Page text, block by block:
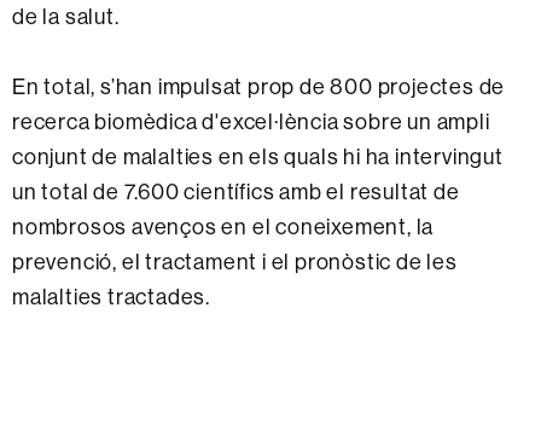
de la salut.
En total, s’han impulsat prop de 800 projectes de
recerca biomèdica d'excel·lència sobre un ampli
conjunt de malalties en els quals hi ha intervingut
un total de 7.600 científics amb el resultat de
nombrosos avenços en el coneixement, la
prevenció, el tractament i el pronòstic de les
malalties tractades.